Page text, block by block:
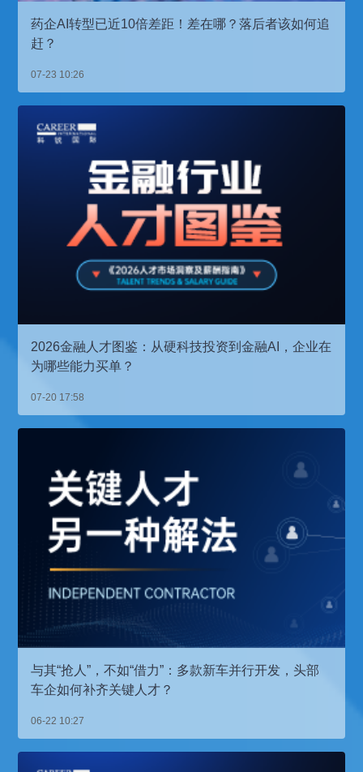
药企AI转型已近10倍差距！差在哪？落后者该如何追
赶？
07-23 10:26
2026金融人才图鉴：从硬科技投资到金融AI，企业在
为哪些能力买单？
07-20 17:58
与其“抢人”，不如“借力”：多款新车并行开发，头部
车企如何补齐关键人才？
06-22 10:27